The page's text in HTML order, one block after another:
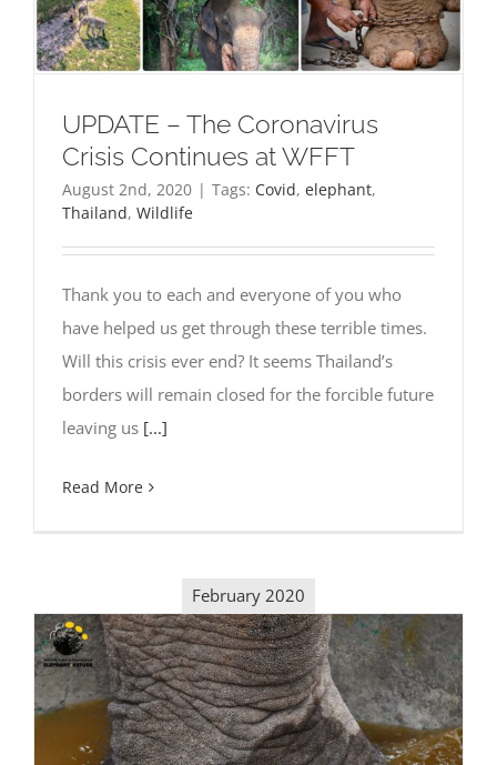
UPDATE – The Coronavirus
Crisis Continues at WFFT
August 2nd, 2020 | Tags: Covid, elephant,
Thailand, Wildlife
Thank you to each and everyone of you who
have helped us get through these terrible times.
Will this crisis ever end? It seems Thailand’s
borders will remain closed for the forcible future
leaving us[...]
Read More
February 2020